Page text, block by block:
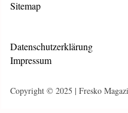
Sitemap
Datenschutzerklärung
Impressum
Copyright © 2025 | Fresko